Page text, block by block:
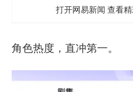
打开网易新闻 查看
角色热度，直冲第一。